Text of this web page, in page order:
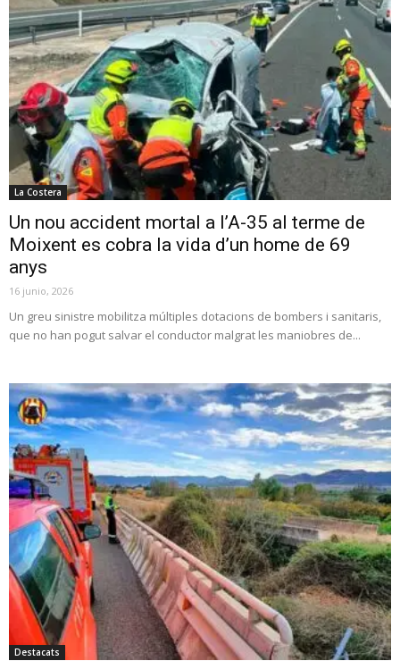
La Costera
Un nou accident mortal a l’A-35 al terme de
Moixent es cobra la vida d’un home de 69
anys
16 junio, 2026
Un greu sinistre mobilitza múltiples dotacions de bombers i sanitaris,
que no han pogut salvar el conductor malgrat les maniobres de...
Destacats